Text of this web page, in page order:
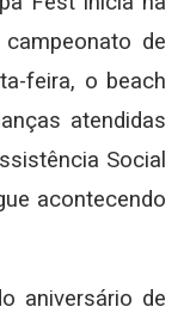
de
feira, o beach
atendidas
Social
acontecendo
aniversário de